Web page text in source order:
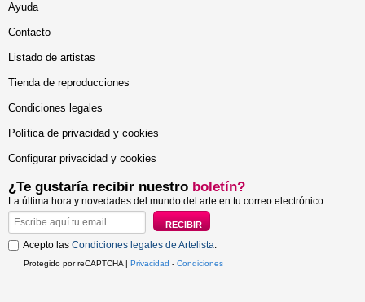
Ayuda
Contacto
Listado de artistas
Tienda de reproducciones
Condiciones legales
Política de privacidad y cookies
Configurar privacidad y cookies
¿Te gustaría recibir nuestro boletín?
La última hora y novedades del mundo del arte en tu correo electrónico
Acepto las Condiciones legales de Artelista.
Protegido por reCAPTCHA | Privacidad - Condiciones